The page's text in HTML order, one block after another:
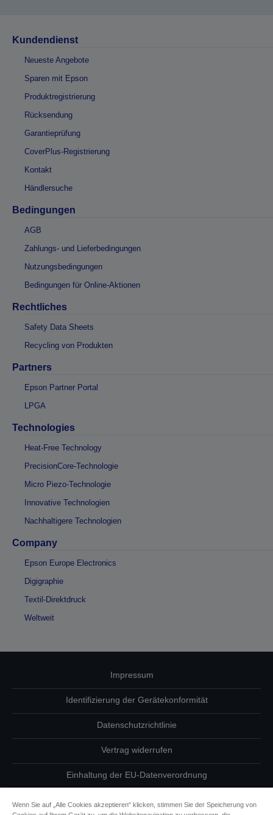
Kundendienst
Neueste Angebote
Sparen mit Epson
Produktregistrierung
Rücksendung
Garantieprüfung
CoverPlus-Registrierung
Kontakt
Händlersuche
Bedingungen
AGB
Zahlungs- und Lieferbedingungen
Nutzungsbedingungen
Bedingungen für Online-Aktionen
Rechtliches
Safety Data Sheets
Recycling von Produkten
Partners
Epson Partner Portal
LPGA
Technologies
Heat-Free Technology
PrecisionCore-Technologie
Micro Piezo-Technologie
Innovative Technologien
Nachhaltigere Technologien
Company
Epson Europe Electronics
Digigraphie
Textil-Direktdruck
Weltweit
Impressum
Identifizierung der Gerätekonformität
Datenschutzrichtlinie
Vertrag widerrufen
Einhaltung der EU-Datenverordnung
Wenn Sie auf „Alle Cookies akzeptieren“ klicken, stimmen Sie der Speicherung von